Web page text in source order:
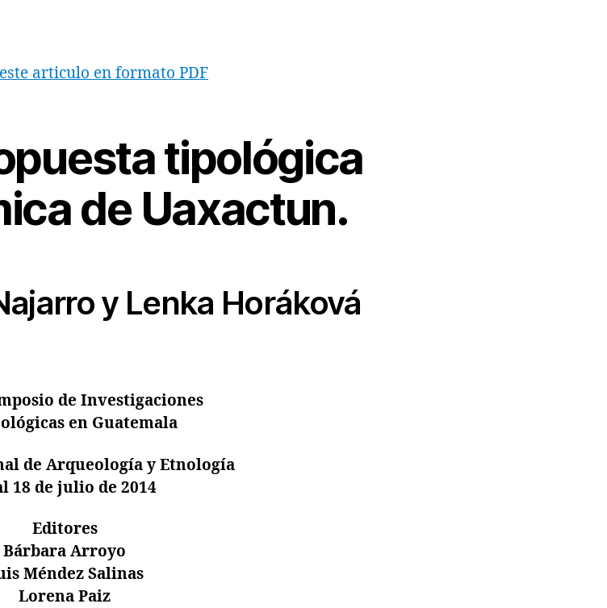
articulo en formato PDF
tipológica
de Uaxactun.
y Lenka Horáková
de Investigaciones
en Guatemala
de Arqueología y Etnología
18 de julio de 2014
Editores
Bárbara Arroyo
Méndez Salinas
Lorena Paiz